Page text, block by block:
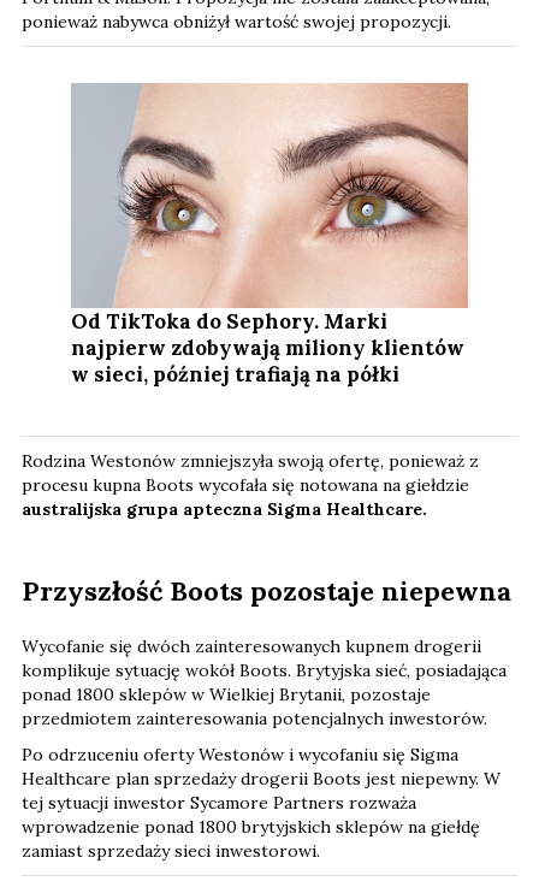
ponieważ nabywca obniżył wartość swojej propozycji.
Od TikToka do Sephory. Marki
najpierw zdobywają miliony klientów
w sieci, później trafiają na półki
Rodzina Westonów zmniejszyła swoją ofertę, ponieważ z
procesu kupna Boots wycofała się notowana na giełdzie
australijska grupa apteczna Sigma Healthcare.
Przyszłość Boots pozostaje niepewna
Wycofanie się dwóch zainteresowanych kupnem drogerii
komplikuje sytuację wokół Boots. Brytyjska sieć, posiadająca
ponad 1800 sklepów w Wielkiej Brytanii, pozostaje
przedmiotem zainteresowania potencjalnych inwestorów.
Po odrzuceniu oferty Westonów i wycofaniu się Sigma
Healthcare plan sprzedaży drogerii Boots jest niepewny. W
tej sytuacji inwestor Sycamore Partners rozważa
wprowadzenie ponad 1800 brytyjskich sklepów na giełdę
zamiast sprzedaży sieci inwestorowi.